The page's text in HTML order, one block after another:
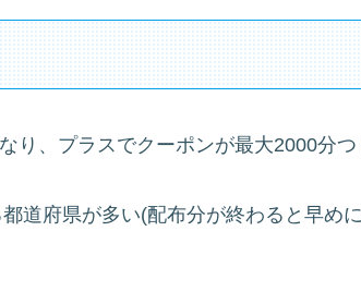
り、プラスでクーポンが最大2000分つ
道府県が多い(配布分が終わると早め